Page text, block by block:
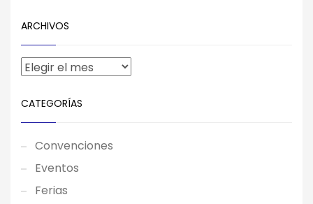
ARCHIVOS
CATEGORÍAS
Convenciones
Eventos
Ferias